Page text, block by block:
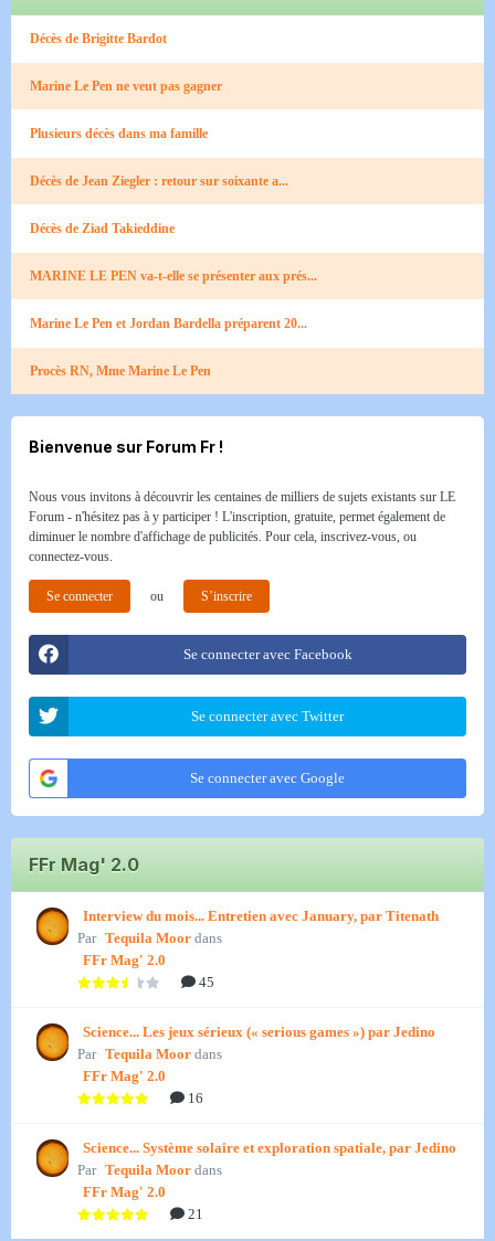
Décès de Brigitte Bardot
Marine Le Pen ne veut pas gagner
Plusieurs décès dans ma famille
Décès de Jean Ziegler : retour sur soixante a...
Décès de Ziad Takieddine
MARINE LE PEN va-t-elle se présenter aux prés...
Marine Le Pen et Jordan Bardella préparent 20...
Procès RN, Mme Marine Le Pen
Bienvenue sur Forum Fr !
Nous vous invitons à découvrir les centaines de milliers de sujets existants sur LE
Forum - n'hésitez pas à y participer ! L'inscription, gratuite, permet également de
diminuer le nombre d'affichage de publicités. Pour cela, inscrivez-vous, ou
connectez-vous.
Se connecter ou S’inscrire
Se connecter avec Facebook
Se connecter avec Twitter
Se connecter avec Google
FFr Mag' 2.0
Interview du mois... Entretien avec January, par Titenath
Par Tequila Moor dans
FFr Mag' 2.0
45
Science... Les jeux sérieux (« serious games ») par Jedino
Par Tequila Moor dans
FFr Mag' 2.0
16
Science... Système solaire et exploration spatiale, par Jedino
Par Tequila Moor dans
FFr Mag' 2.0
21